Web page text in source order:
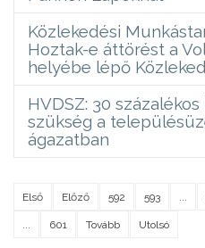
Közlekedési
Hoztak-e áttörést a
helyébe lépő
HVDSZ: 30
szükség a
ágazatban
Első Előző 592 593
601 Tovább Utolsó